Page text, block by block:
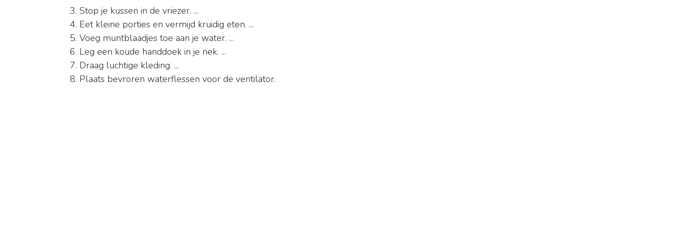
Stop je kussen in de vriezer. ...
Eet kleine porties en vermijd kruidig eten. ...
Voeg muntblaadjes toe aan je water. ...
Leg een koude handdoek in je nek. ...
Draag luchtige kleding. ...
Plaats bevroren waterflessen voor de ventilator.